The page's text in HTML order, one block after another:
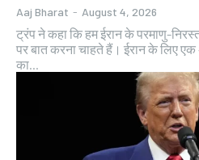
Aaj Bharat - August 4, 2026
ट्रंप ने कहा कि हम ईरान के परमाणु-
पर बात करना चाहते हैं। ईरान के लिए
का...